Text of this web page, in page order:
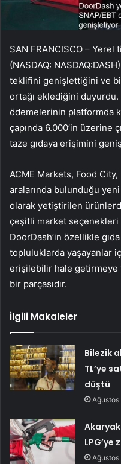
SAN FRANCISCO –
(NASDAQ: NASDAQ:DASH
teklifini genişlettiğini ve
ortağı eklediğini duyurdu.
ödemelerinin platformda
çapında 6.000’in üzerine
taze gıdaya erişimini
ACME Markets, Food
aralarında bulunduğu
olarak yetiştirilen
çeşitli market seçenekleri
DoorDash’in özellikle
topluluklarda yaşayanlar
erişilebilir hale getirmeye
bir parçasıdır.
İlgili Makaleler
Bilezik
TL’ye
düştü
LPG’ye